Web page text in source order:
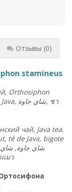
Отзывы (0)
stamineus
Orthosiphon
شاي جاوة , ชา
чай, Java tea,
té de Java, bigote
แมว